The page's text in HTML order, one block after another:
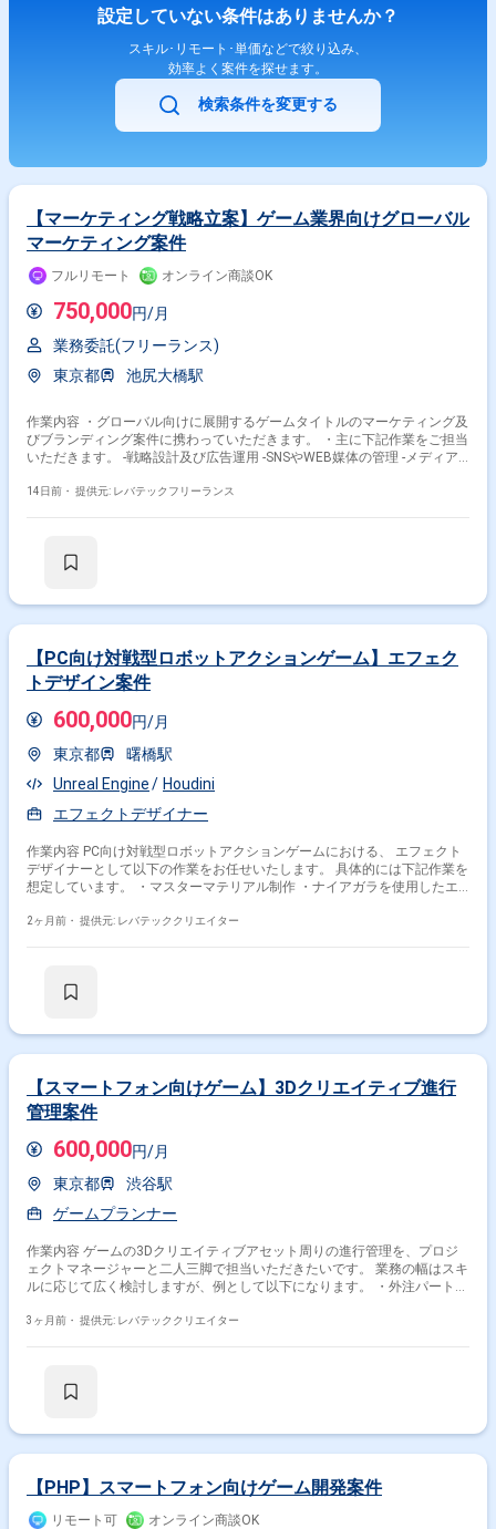
昇、ビジネスモデルの多角化を目指しております。
設定していない条件はありませんか？
スキル･リモート･単価などで絞り込み、
効率よく案件を探せます。
検索条件を変更する
【マーケティング戦略立案】ゲーム業界向けグローバル
マーケティング案件
フルリモート オンライン商談OK
750,000円/月
業務委託(フリーランス)
東京都
池尻大橋駅
作業内容 ・グローバル向けに展開するゲームタイトルのマーケティング及
びブランディング案件に携わっていただきます。 ・主に下記作業をご担当
いただきます。 -戦略設計及び広告運用 -SNSやWEB媒体の管理 -メディア
推進 -売上最大化を目指したマーケティング施策の実行
14日前・ 提供元: レバテックフリーランス
【PC向け対戦型ロボットアクションゲーム】エフェク
トデザイン案件
600,000円/月
東京都
曙橋駅
Unreal Engine
Houdini
エフェクトデザイナー
作業内容 PC向け対戦型ロボットアクションゲームにおける、 エフェクト
デザイナーとして以下の作業をお任せいたします。 具体的には下記作業を
想定しています。 ・マスターマテリアル制作 ・ナイアガラを使用したエ
2ヶ月前・ 提供元: レバテッククリエイター
【スマートフォン向けゲーム】3Dクリエイティブ進行
管理案件
600,000円/月
東京都
渋谷駅
ゲームプランナー
作業内容 ゲームの3Dクリエイティブアセット周りの進行管理を、プロジ
ェクトマネージャーと二人三脚で担当いただきたいです。 業務の幅はスキ
ルに応じて広く検討しますが、例として以下になります。 ・外注パートナ
3ヶ月前・ 提供元: レバテッククリエイター
【PHP】スマートフォン向けゲーム開発案件
リモート可 オンライン商談OK